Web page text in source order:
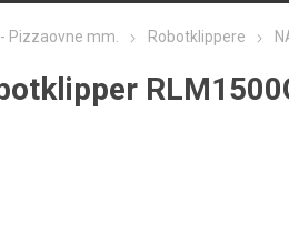
Pizzaovne mm. Robotklippere